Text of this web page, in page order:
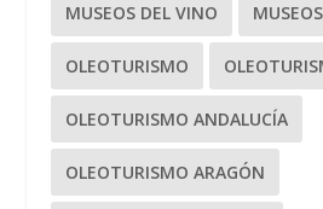
MUSEOS DEL VINO
OLEOTURISMO
OLEOTURISMO ANDALUCÍA
OLEOTURISMO ARAGÓN